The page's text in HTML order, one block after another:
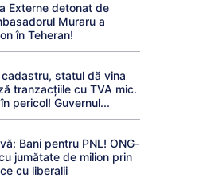
Externe detonat de
Muraru a
în Teheran!
statul dă vina
tranzacțiile cu TVA mic.
pericol! Guvernul...
Bani pentru PNL! ONG-
jumătate de milion prin
cu liberalii